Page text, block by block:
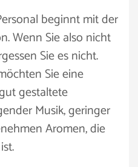
beginnt mit der
Wenn Sie also nicht
Sie es nicht.
Sie eine
gestaltete
Musik, geringer
Aromen, die